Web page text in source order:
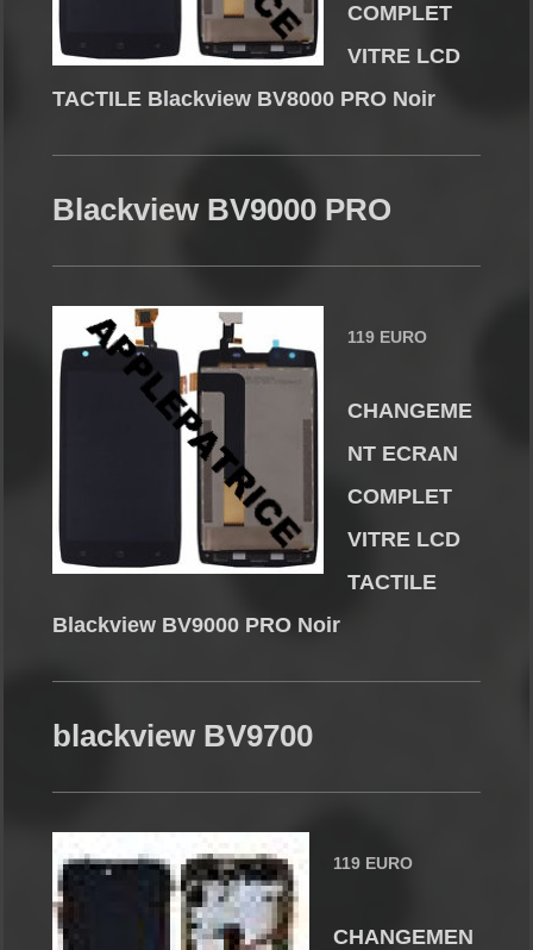
COMPLET
VITRE LCD
TACTILE Blackview BV8000 PRO Noir
Blackview BV9000 PRO
119 EURO
CHANGEME
NT ECRAN
COMPLET
VITRE LCD
TACTILE
Blackview BV9000 PRO Noir
blackview BV9700
119 EURO
CHANGEMEN